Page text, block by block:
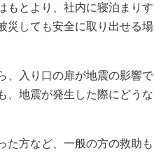
もとより、社内に寝泊まりす
災しても安全に取り出せる場
、入り口の扉が地震の影響で
、地震が発生した際にどうな
た方など、一般の方の救助も